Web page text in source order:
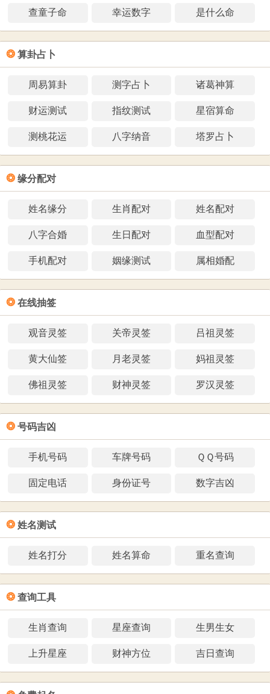
查童子命 幸运数字 是什么命
❂ 算卦占卜
周易算卦 测字占卜 诸葛神算
财运测试 指纹测试 星宿算命
测桃花运 八字纳音 塔罗占卜
❂ 缘分配对
姓名缘分 生肖配对 姓名配对
八字合婚 生日配对 血型配对
手机配对 姻缘测试 属相婚配
❂ 在线抽签
观音灵签 关帝灵签 吕祖灵签
黄大仙签 月老灵签 妈祖灵签
佛祖灵签 财神灵签 罗汉灵签
❂ 号码吉凶
手机号码 车牌号码 ＱＱ号码
固定电话 身份证号 数字吉凶
❂ 姓名测试
姓名打分 姓名算命 重名查询
❂ 查询工具
生肖查询 星座查询 生男生女
上升星座 财神方位 吉日查询